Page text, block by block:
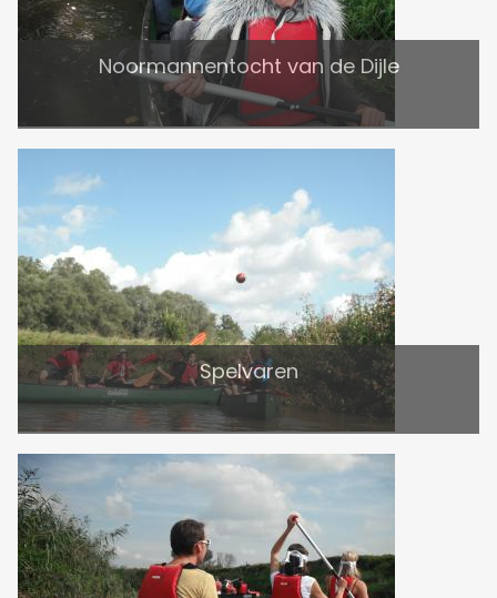
Noormannentocht van de Dijle
Spelvaren